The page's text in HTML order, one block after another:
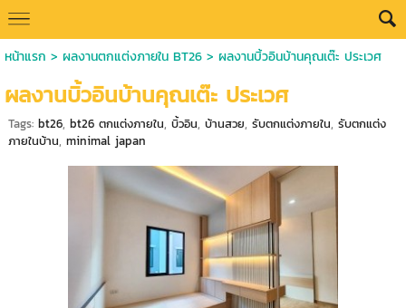
หน้าแรก > ผลงานตกแต่งภายใน BT26> ผลงานบิ้วอินบ้านคุณเต๊ะ ประเวศ
ผลงานบิ้วอินบ้านคุณเต๊ะ ประเวศ
Tags: bt26, bt26 ตกแต่งภายใน, บิ้วอิน, บ้านสวย, รับตกแต่งภายใน, รับตกแต่ง
ภายในบ้าน, minimal japan